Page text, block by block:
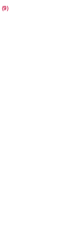
(9)